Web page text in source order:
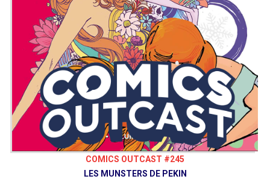
COMICS OUTCAST #245
LES MUNSTERS DE PEKIN